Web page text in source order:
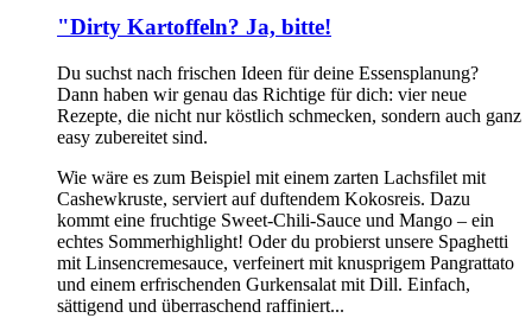
"Dirty Kartoffeln? Ja, bitte!
Du suchst nach frischen Ideen für deine Essensplanung?
Dann haben wir genau das Richtige für dich: vier neue
Rezepte, die nicht nur köstlich schmecken, sondern auch ganz
easy zubereitet sind.
Wie wäre es zum Beispiel mit einem zarten Lachsfilet mit
Cashewkruste, serviert auf duftendem Kokosreis. Dazu
kommt eine fruchtige Sweet-Chili-Sauce und Mango – ein
echtes Sommerhighlight! Oder du probierst unsere Spaghetti
mit Linsencremesauce, verfeinert mit knusprigem Pangrattato
und einem erfrischenden Gurkensalat mit Dill. Einfach,
sättigend und überraschend raffiniert...